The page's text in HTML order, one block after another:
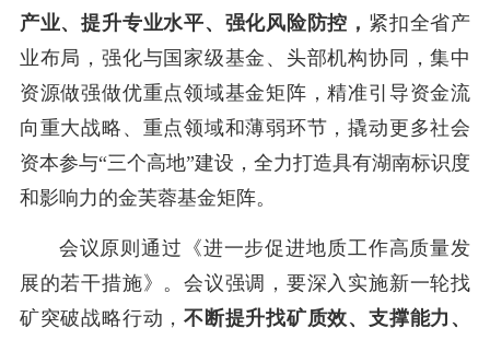
产业、提升专业水平、强化风险防控， 紧扣全省产
业布局，强化与国家级基金、头部机构协同，集中
资源做强做优重点领域基金矩阵，精准引导资金流
向重大战略、重点领域和薄弱环节，撬动更多社会
资本参与“三个高地”建设，全力打造具有湖南标识度
和影响力的金芙蓉基金矩阵。
会议原则通过 《进一步促进地质工作高质量发
展的若干措施》 。会议强调，要深入实施新一轮找
矿突破战略行动，不断提升找矿质效、支撑能力、